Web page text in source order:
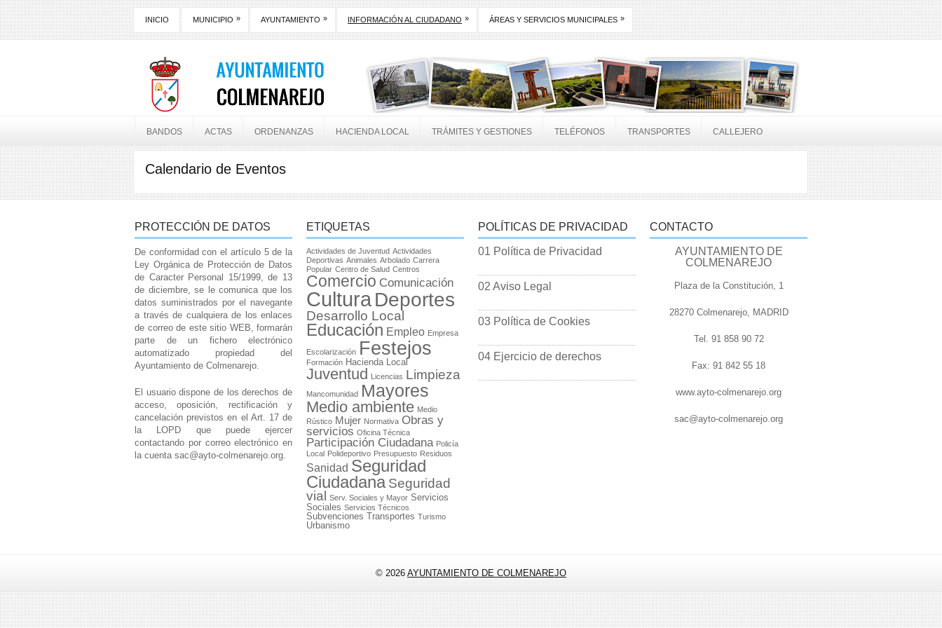
INICIO MUNICIPIO » AYUNTAMIENTO » INFORMACIÓN AL CIUDADANO » ÁREAS Y SERVICIOS MUNICIPALES »
BANDOS ACTAS ORDENANZAS HACIENDA LOCAL TRÁMITES Y GESTIONES TELÉFONOS TRANSPORTES CALLEJERO
Calendario de Eventos
PROTECCIÓN DE DATOS
De conformidad con el artículo 5 de la
Ley Orgánica de Protección de Datos
de Caracter Personal 15/1999, de 13
de diciembre, se le comunica que los
datos suministrados por el navegante
a través de cualquiera de los enlaces
de correo de este sitio WEB, formarán
parte de un fichero electrónico
automatizado propiedad del
Ayuntamiento de Colmenarejo.
El usuario dispone de los derechos de
acceso, oposición, rectificación y
cancelación previstos en el Art. 17 de
la LOPD que puede ejercer
contactando por correo electrónico en
la cuenta sac@ayto-colmenarejo.org.
ETIQUETAS
Actividades de Juventud Actividades
Deportivas Animales Arbolado Carrera
Popular Centro de Salud Centros
Comercio Comunicación
CulturaDeportes
Desarrollo Local
Educación Empleo Empresa
Escolarización Festejos
Formación Hacienda Local
Juventud Licencias Limpieza
Mancomunidad Mayores
Medio ambiente Medio
Rústico Mujer Normativa Obras y
servicios Oficina Técnica
Participación Ciudadana Policía
Local Polideportivo Presupuesto Residuos
Sanidad Seguridad
Ciudadana Seguridad
vial
Serv. Sociales y Mayor Servicios
Sociales Servicios Técnicos
Subvenciones Transportes Turismo
Urbanismo
POLÍTICAS DE PRIVACIDAD
01 Política de Privacidad
02 Aviso Legal
03 Política de Cookies
04 Ejercicio de derechos
CONTACTO
AYUNTAMIENTO DE
COLMENAREJO
Plaza de la Constitución, 1
28270 Colmenarejo, MADRID
Tel. 91 858 90 72
Fax: 91 842 55 18
www.ayto-colmenarejo.org
sac@ayto-colmenarejo.org
© 2026 AYUNTAMIENTO DE COLMENAREJO